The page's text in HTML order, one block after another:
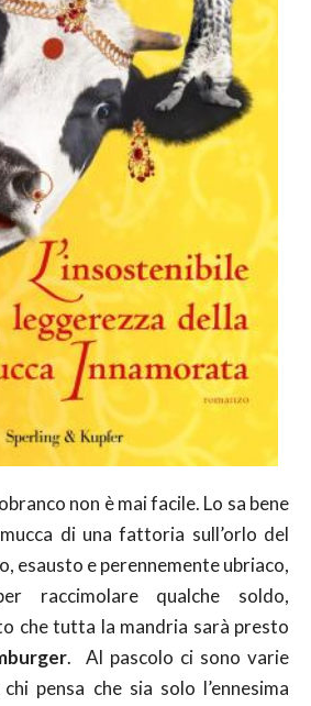
non è mai facile. Lo sa bene
di una fattoria sull’orlo del
esausto e perennemente ubriaco,
raccimolare qualche soldo,
che tutta la mandria sarà presto
. Al pascolo ci sono varie
pensa che sia solo l’ennesima